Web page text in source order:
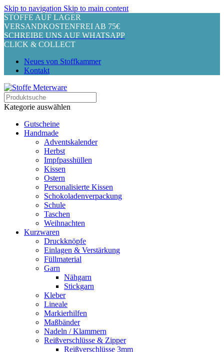
Skip to navigation Skip to main content
STOFFE AUF LAGER
VERSANDKOSTENFREI AB 75€
SCHREIBE UNS AUF WHATSAPP
CLICK & COLLECT
Neues von Stoffkammer
Kontakt
Kategorie auswählen
Gutscheine
Handmade
Adventskalender
Herbst
Impfpasshüllen
Kissen
Ostern
Personalisierte Kissen
Schokoladenverpackung
Schule
Taschen
Weihnachten
Kurzwaren
Druckknöpfe
Einlagen & Verstärkung
Füllmaterial
Garn
Nähgarn
Stickgarn
Kleber
Lineale
Markierhilfen
Maßbänder
Nadeln / Klammern
Reißverschlüsse & Zipper
Reißverschlüsse 3mm